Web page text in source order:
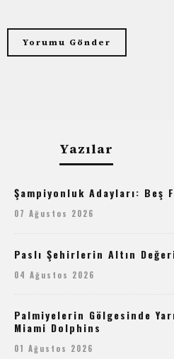
Yazılar
Şampiyonluk Adayları:
07 Ağustos 2026
Paslı Şehirlerin Altın
04 Ağustos 2026
Palmiyelerin Gölgesinde
Miami Dolphins
01 Ağustos 2026